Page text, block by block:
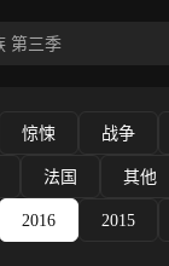
惊悚 战争
法国 其他
2016 2015